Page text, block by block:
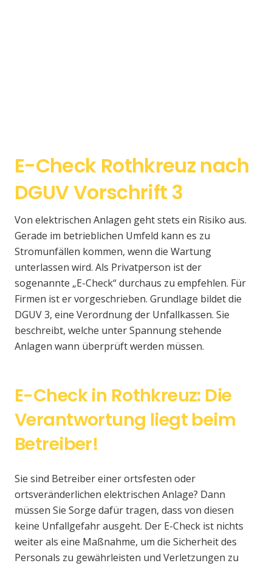
E-Check Rothkreuz nach
DGUV Vorschrift 3
Von elektrischen Anlagen geht stets ein Risiko aus.
Gerade im betrieblichen Umfeld kann es zu
Stromunfällen kommen, wenn die Wartung
unterlassen wird. Als Privatperson ist der
sogenannte „E-Check“ durchaus zu empfehlen. Für
Firmen ist er vorgeschrieben. Grundlage bildet die
DGUV 3, eine Verordnung der Unfallkassen. Sie
beschreibt, welche unter Spannung stehende
Anlagen wann überprüft werden müssen.
E-Check in Rothkreuz: Die
Verantwortung liegt beim
Betreiber!
Sie sind Betreiber einer ortsfesten oder
ortsveränderlichen elektrischen Anlage? Dann
müssen Sie Sorge dafür tragen, dass von diesen
keine Unfallgefahr ausgeht. Der E-Check ist nichts
weiter als eine Maßnahme, um die Sicherheit des
Personals zu gewährleisten und Verletzungen zu